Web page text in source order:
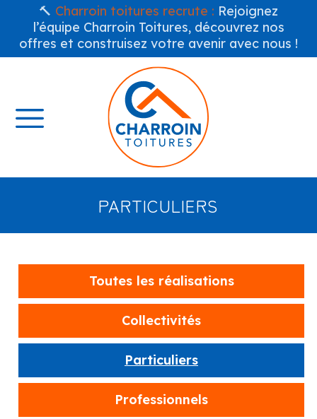
🔨 Charroin toitures recrute : Rejoignez
l’équipe Charroin Toitures, découvrez nos
offres et construisez votre avenir avec nous !
PARTICULIERS
Toutes les réalisations
Collectivités
Particuliers
Professionnels